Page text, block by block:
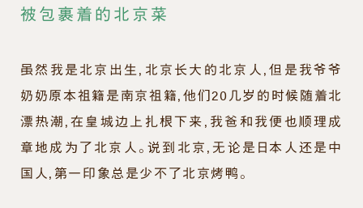
被包裹着的北京菜
虽然我是北京出生，北京长大的北京人，但是我爷爷
奶奶原本祖籍是南京祖籍，他们20几岁的时候随着北
漂热潮，在皇城边上扎根下来，我爸和我便也顺理成
章地成为了北京人。说到北京，无论是日本人还是中
国人，第一印象总是少不了北京烤鸭。